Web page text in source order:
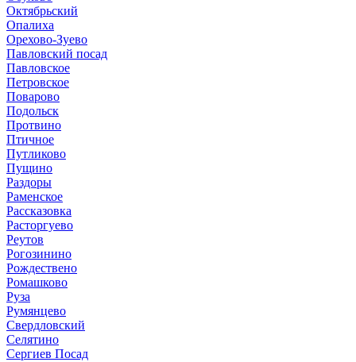
Октябрьский
Опалиха
Орехово-Зуево
Павловский посад
Павловское
Петровское
Поварово
Подольск
Протвино
Птичное
Путликово
Пущино
Раздоры
Раменское
Рассказовка
Расторгуево
Реутов
Рогозинино
Рождествено
Ромашково
Руза
Румянцево
Свердловский
Селятино
Сергиев Посад